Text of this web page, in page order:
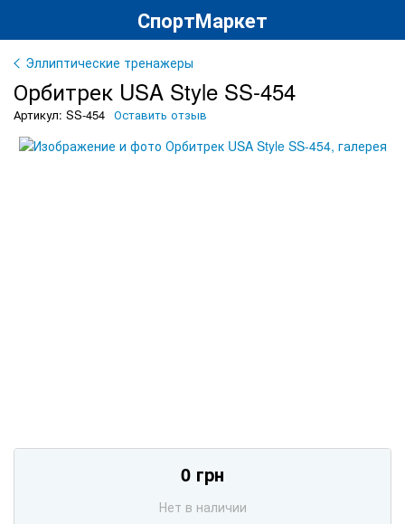
СпортМаркет
Эллиптические тренажеры
Орбитрек USA Style SS-454
Артикул: SS-454 Оставить отзыв
0 грн
Нет в наличии